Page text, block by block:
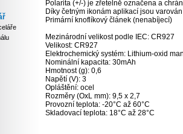
Polarita (+/-) je zřetelně označena a
Díky četným ikonám aplikací jsou
Primární knoflíkový článek (nenabíjecí)
Mezinárodní velikost podle IEC: CR927
Velikost: CR927
Elektrochemický systém: Lithium-oxid
Nominální kapacita: 30mAh
Hmotnost (g): 0,6
Napětí (V): 3
Opláštění: ocel
Rozměry (OxL mm): 9,5 x 2,7
Provozní teplota: -20°C až 60°C
Skladovací teplota: 18°C až 28°C